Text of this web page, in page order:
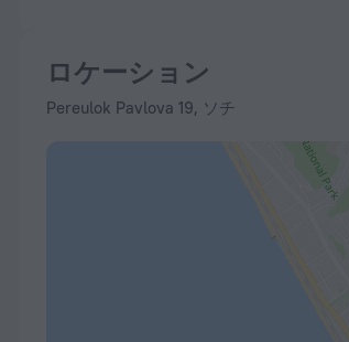
ロケーション
Pereulok Pavlova 19, ソチ